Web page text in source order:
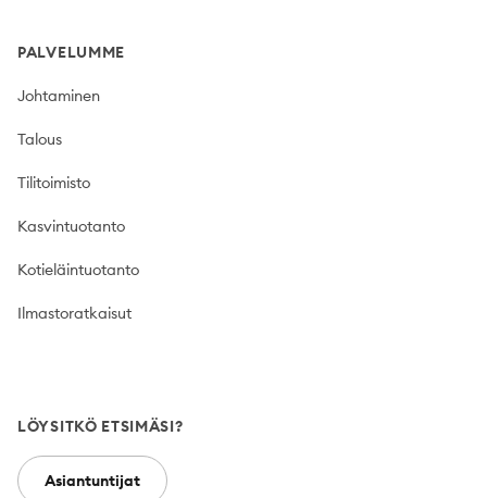
PALVELUMME
Johtaminen
Talous
Tilitoimisto
Kasvintuotanto
Kotieläintuotanto
Ilmastoratkaisut
LÖYSITKÖ ETSIMÄSI?
Asiantuntijat